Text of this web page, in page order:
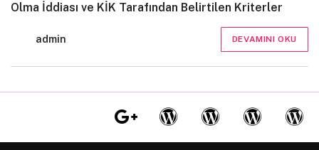
Olma İddiası ve KİK Tarafından Belirtilen Kriterler
admin DEVAMINI OKU